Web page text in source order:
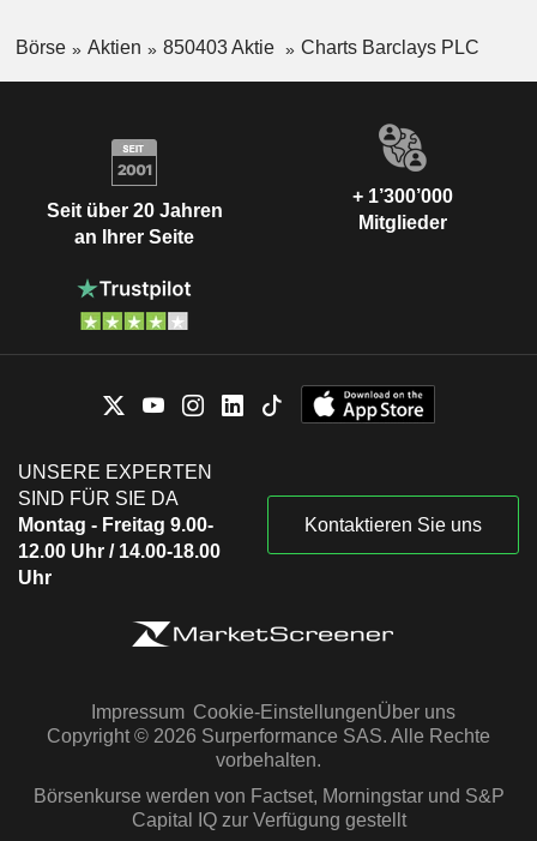
Börse Aktien 850403 Aktie Charts Barclays PLC
Seit über 20 Jahren
an Ihrer Seite
+ 1’300’000
Mitglieder
UNSERE EXPERTEN
SIND FÜR SIE DA
Montag - Freitag 9.00-
12.00 Uhr / 14.00-18.00
Uhr
Kontaktieren Sie uns
Impressum Cookie-EinstellungenÜber uns
Copyright © 2026 Surperformance SAS. Alle Rechte
vorbehalten.
Börsenkurse werden von Factset, Morningstar und S&P
Capital IQ zur Verfügung gestellt